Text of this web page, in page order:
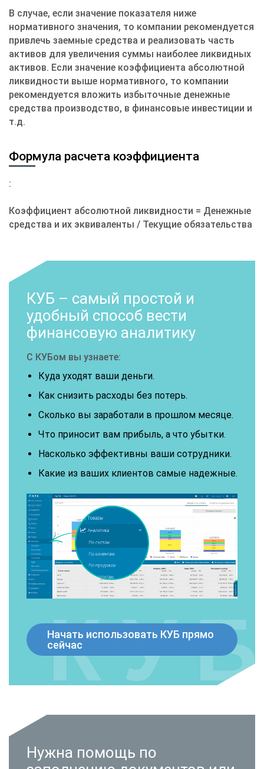
В случае, если значение показателя ниже
нормативного значения, то компании рекомендуется
привлечь заемные средства и реализовать часть
активов для увеличения суммы наиболее ликвидных
активов. Если значение коэффициента абсолютной
ликвидности выше нормативного, то компании
рекомендуется вложить избыточные денежные
средства производство, в финансовые инвестиции и
т.д.
Формула расчета коэффициента
:
Коэффициент абсолютной ликвидности = Денежные
средства и их эквиваленты / Текущие обязательства
КУБ – самый простой и
удобный способ вести
финансовую аналитику
С КУБом вы узнаете:
Куда уходят ваши деньги.
Как снизить расходы без потерь.
Сколько вы заработали в прошлом месяце.
Что приносит вам прибыль, а что убытки.
Насколько эффективны ваши сотрудники.
Какие из ваших клиентов самые надежные.
Начать использовать КУБ прямо
сейчас
Нужна помощь по